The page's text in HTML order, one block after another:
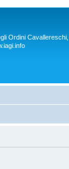
Ordini Cavallereschi,